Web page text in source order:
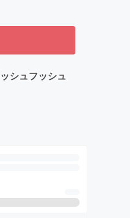
シュフッシュ